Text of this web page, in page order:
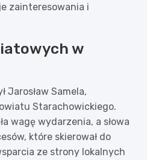
zainteresowania i
w
Jarosław Samela,
Starachowickiego.
wagę wydarzenia, a słowa
które skierował do
ze strony lokalnych